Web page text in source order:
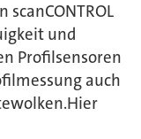
und
Profilsensoren
auch